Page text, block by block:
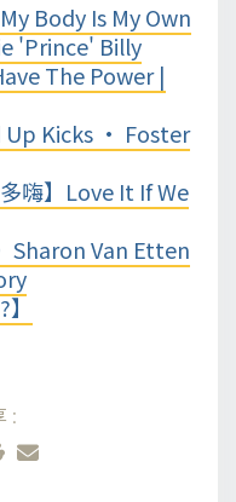
Body Is My Own
'Prince' Billy
The Power |
Up Kicks • Foster
嗨】Love It If We
Sharon Van Etten
: